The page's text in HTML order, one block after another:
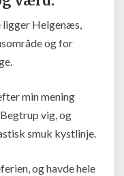
Helgenæs,
og for
min mening
vig, og
smuk kystlinje.
og havde hele